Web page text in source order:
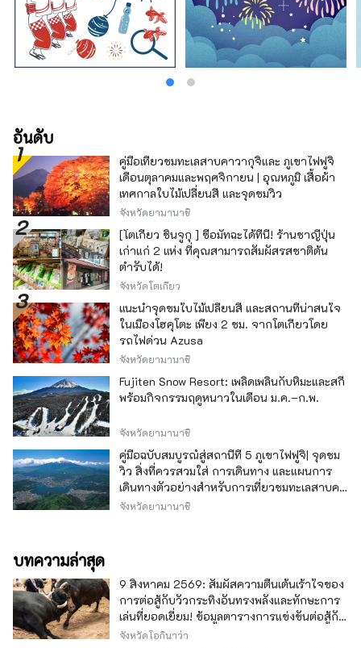
อันดับ
คู่มือเที่ยวชมทะเลสาบคาวากุจิและ ภูเขาไฟฟูจิ
เดือนตุลาคมและพฤศจิกายน | อุณหภูมิ เสื้อผ้า
เทศกาลใบไม้เปลี่ยนสี และจุดชมวิว
จังหวัดยามานาชิ
[โตเกียว ชินจูกุ ] ซื้อมัทฉะได้ที่นี่! ร้านชาญี่ปุ่น
เก่าแก่ 2 แห่ง ที่คุณสามารถสัมผัสรสชาติต้น
ตำรับได้!
จังหวัดโตเกียว
แนะนำจุดชมใบไม้เปลี่ยนสี และสถานที่น่าสนใจ
ในเมืองโฮคุโตะ เพียง 2 ชม. จากโตเกียวโดย
รถไฟด่วน Azusa
จังหวัดยามานาชิ
Fujiten Snow Resort: เพลิดเพลินกับหิมะและสกี
พร้อมกิจกรรมฤดูหนาวในเดือน ม.ค.–ก.พ.
จังหวัดยามานาชิ
คู่มือฉบับสมบูรณ์สู่สถานีที่ 5 ภูเขาไฟฟูจิ| จุดชม
วิว สิ่งที่ควรสวมใส่ การเดินทาง และแผนการ
เดินทางตัวอย่างสำหรับการเที่ยวชมทะเลสาบคา
วากุจิ
จังหวัดยามานาชิ
บทความล่าสุด
9 สิงหาคม 2569: สัมผัสความตื่นเต้นเร้าใจของ
การต่อสู้กับวัวกระทิงอันทรงพลังและทักษะการ
เล่นที่ยอดเยี่ยม! ข้อมูลตารางการแข่งขันต่อสู้กับ
วัวกระทิง โอกินาว่า
จังหวัดโอกินาว่า